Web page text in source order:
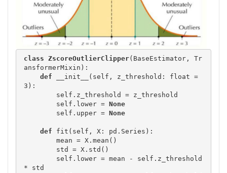
class ZscoreOutlierClipper(BaseEstimator, Tr
ansformerMixin):
def __init__(self, z_threshold: float =
3):
        self.lower =
None
        self.upper =
None
def fit(self, X: pd.Series):
* std